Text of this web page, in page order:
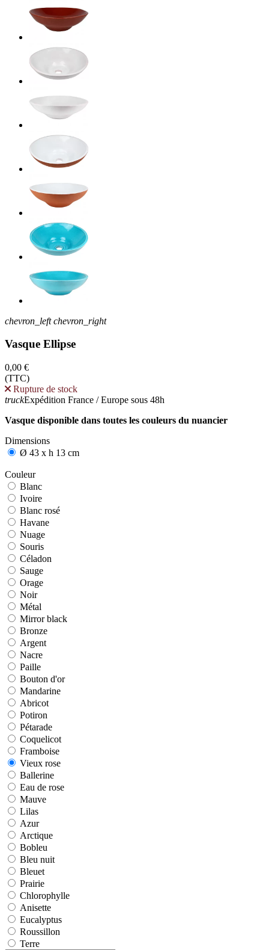
chevron_left chevron_right
Vasque Ellipse
0,00 €
(TTC)
Rupture de stock
truckExpédition France / Europe sous 48h
Vasque disponible dans toutes les couleurs du nuancier
Dimensions
Ø 43 x h 13 cm
Couleur
Blanc
Blanc
Ivoire
Ivoire
Blanc rosé
Blanc rosé
Havane
Havane
Nuage
Nuage
Souris
Souris
Céladon
Céladon
Sauge
Sauge
Orage
Orage
Noir
Noir
Métal
Métal
Mirror black
Mirror black
Bronze
Bronze
Argent
Argent
Nacre
Nacre
Paille
Paille
Bouton d'or
Bouton d'or
Mandarine
Mandarine
Abricot
Abricot
Potiron
Potiron
Pétarade
Pétarade
Coquelicot
Coquelicot
Framboise
Framboise
Vieux rose
Vieux rose
Ballerine
Ballerine
Eau de rose
Eau de rose
Mauve
Mauve
Lilas
Lilas
Azur
Azur
Arctique
Arctique
Bobleu
Bobleu
Bleu nuit
Bleu nuit
Bleuet
Bleuet
Prairie
Prairie
Chlorophylle
Chlorophylle
Anisette
Anisette
Eucalyptus
Eucalyptus
Roussillon
Roussillon
Terre
Terre